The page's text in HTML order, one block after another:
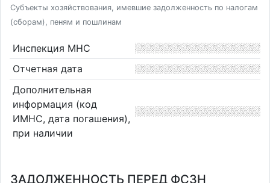
Субъекты хозяйствования, имевшие задолженность по налогам
(сборам), пеням и пошлинам
Инспекция МНС
Отчетная дата
Дополнительная
информация (код
ИМНС, дата погашения),
при наличии
ЗАДОЛЖЕННОСТЬ ПЕРЕД ФСЗН